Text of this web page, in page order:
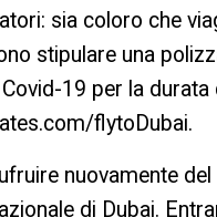
sia coloro che
stipulare una
19 per la
flytoDubai.
nuovamente
di Dubai.